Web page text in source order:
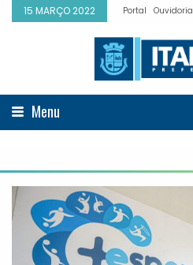
15 MARÇO 2022 Portal Ouvidoria
Menu